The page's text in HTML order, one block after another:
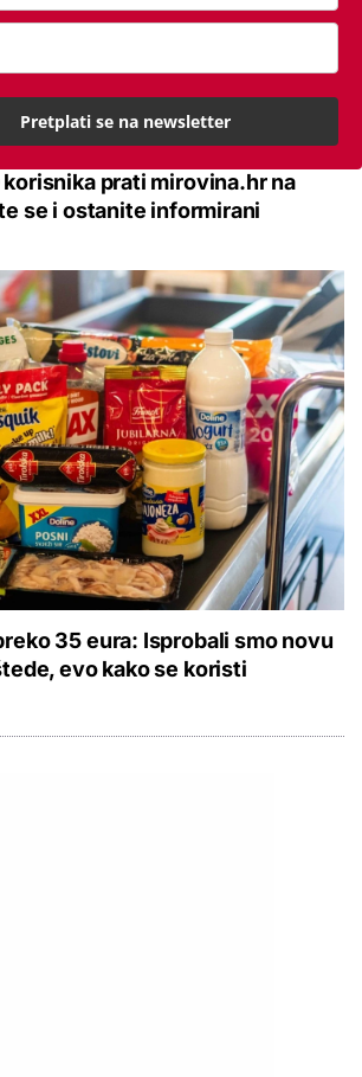
prati mirovina.hr na
se i ostanite informirani
35 eura: Isprobali smo novu
evo kako se koristi
Pretplati se na newsletter